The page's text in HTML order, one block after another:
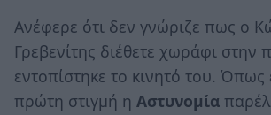
Ανέφερε ότι δεν γνώριζε πως ο
Γρεβενίτης διέθετε χωράφι στην
εντοπίστηκε το κινητό του. Όπως
πρώτη στιγμή η Αστυνομία